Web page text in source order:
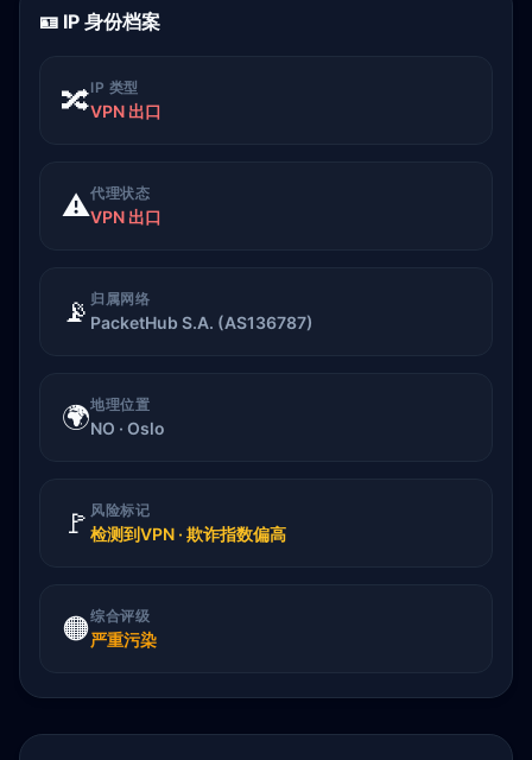
🪪 IP 身份档案
🔀IP 类型
VPN 出口
⚠️代理状态
VPN 出口
📡 归属网络
PacketHub S.A. (AS136787)
🌍地理位置
NO · Oslo
🚩 风险标记
检测到VPN · 欺诈指数偏高
🟠综合评级
严重污染